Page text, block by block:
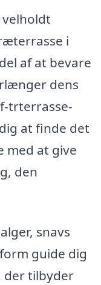
i
af at bevare
dens
trterrasse-
at finde det
med at give
den
snavs
guide dig
der tilbyder